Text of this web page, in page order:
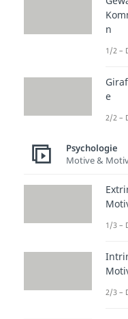
n
1/2 –
e
2/2 –
Psychologie
Motive &
1/3 –
2/3 –